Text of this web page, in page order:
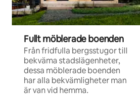
Fullt möblerade boenden
Från fridfulla bergsstugor till
bekväma stadslägenheter,
dessa möblerade boenden
har alla bekvämligheter man
är van vid hemma.